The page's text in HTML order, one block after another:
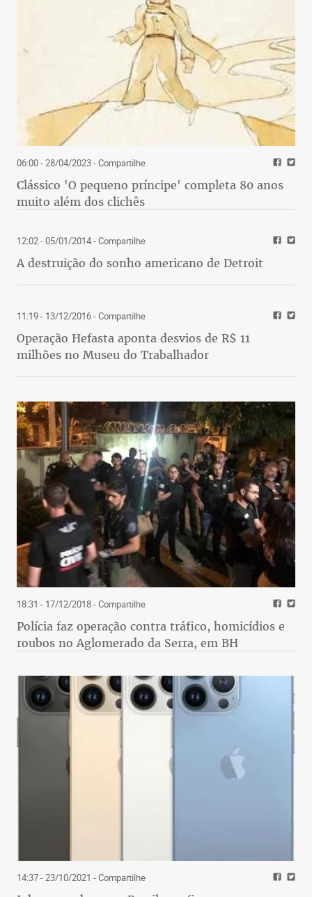
06:00 - 28/04/2023- Compartilhe
Clássico 'O pequeno príncipe' completa 80 anos
muito além dos clichês
12:02 - 05/01/2014- Compartilhe
A destruição do sonho americano de Detroit
11:19 - 13/12/2016- Compartilhe
Operação Hefasta aponta desvios de R$ 11
milhões no Museu do Trabalhador
18:31 - 17/12/2018- Compartilhe
Polícia faz operação contra tráfico, homicídios e
roubos no Aglomerado da Serra, em BH
14:37 - 23/10/2021 - Compartilhe